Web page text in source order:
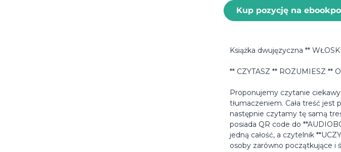
Kup pozycję na
Książka dwujęzyczna **
** CZYTASZ ** ROZUMIESZ **
Proponujemy czytanie
tłumaczeniem. Cała treść jest
następnie czytamy tę samą
posiada QR code do
jedną całość, a czytelnik
osoby zarówno początkujące i